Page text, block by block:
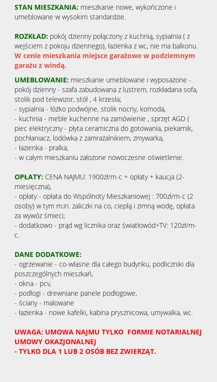
STAN MIESZKANIA: mieszkanie nowe, wykończone i
umeblowane w wysokim standardzie.
ROZKŁAD: pokój dzienny połączony z kuchnią, sypialnia ( z
wejściem z pokoju dziennego), łazienka z wc, nie ma balkonu.
W cenie mieszkania miejsce garażowe w podziemnym
garażu z windą.
UMEBLOWANIE: mieszkanie umeblowane i wyposażone -
pokój dzienny - szafa zabudowana z lustrem, rozkładana sofa,
stolik pod telewizor, stół , 4 krzesła;
- sypialnia - łóżko podwójne, stolik nocny, komoda,
- kuchnia - meble kuchenne na zamówienie , sprzęt AGD (
piec elektryczny - płyta ceramiczna do gotowania, piekarnik,
pochłaniacz, lodówka z zamrażalnikiem, zmywarka,
- łazienka - pralka,
- w całym mieszkaniu założone nowoczesne oświetlenie.
OPŁATY: CENA NAJMU: 1900zł/m-c + opłaty + kaucja (2-
miesięczna),
- opłaty - opłata do Wspólnoty Mieszkaniowej : 700zł/m-c (2
osoby) w tym m.in. zaliczki na co, ciepłą i zimną wodę, opłata
za wywóz śmieci;
- dodatkowo - prąd wg licznika oraz światłowód+TV: 120zł/m-
c.
DANE DODATKOWE:
- ogrzewanie - co-własne dla całego budynku, podliczniki dla
poszczególnych mieszkań,
- okna - pcv,
- podłogi - drewniane panele podłogowe,
- ściany - malowane
- łazienka - nowe kafelki, kabina prysznicowa, umywalka, wc.
UWAGA: UMOWA NAJMU TYLKO FORMIE NOTARIALNEJ
UMOWY OKAZJONALNEJ
- TYLKO DLA 1 LUB 2 OSÓB BEZ ZWIERZĄT.